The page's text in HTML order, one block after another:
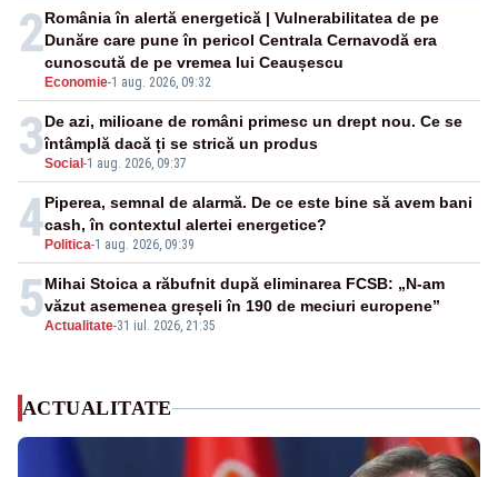
2
Economie-1 aug. 2026, 09:32
România în alertă energetică | Vulnerabilitatea de pe
Dunăre care pune în pericol Centrala Cernavodă era
cunoscută de pe vremea lui Ceaușescu
3Social -1 aug. 2026, 09:37
De azi, milioane de români primesc un drept nou. Ce se
întâmplă dacă ți se strică un produs
4 Politica-1 aug. 2026, 09:39
Piperea, semnal de alarmă. De ce este bine să avem bani
cash, în contextul alertei energetice?
5Actualitate-31 iul. 2026, 21:35
Mihai Stoica a răbufnit după eliminarea FCSB: „N-am
văzut asemenea greșeli în 190 de meciuri europene”
ACTUALITATE